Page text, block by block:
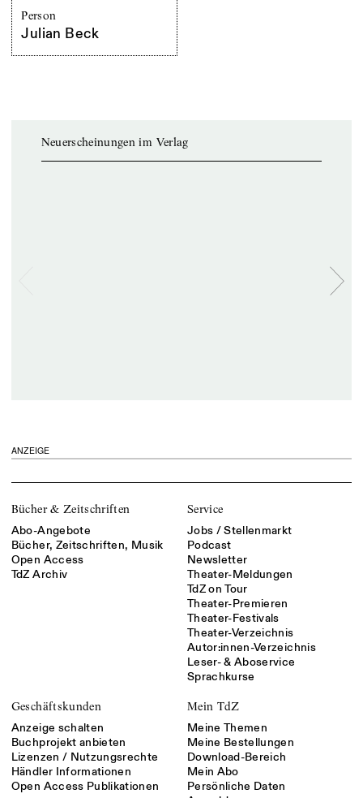
Person
Julian Beck
Neuerscheinungen im Verlag
ANZEIGE
Bücher & Zeitschriften
Abo-Angebote
Bücher, Zeitschriften, Musik
Open Access
TdZ Archiv
Service
Jobs / Stellenmarkt
Podcast
Newsletter
Theater-Meldungen
TdZ on Tour
Theater-Premieren
Theater-Festivals
Theater-Verzeichnis
Autor:innen-Verzeichnis
Leser- & Aboservice
Sprachkurse
Geschäftskunden
Anzeige schalten
Buchprojekt anbieten
Lizenzen / Nutzungsrechte
Händler Informationen
Open Access Publikationen
Mein TdZ
Meine Themen
Meine Bestellungen
Download-Bereich
Mein Abo
Persönliche Daten